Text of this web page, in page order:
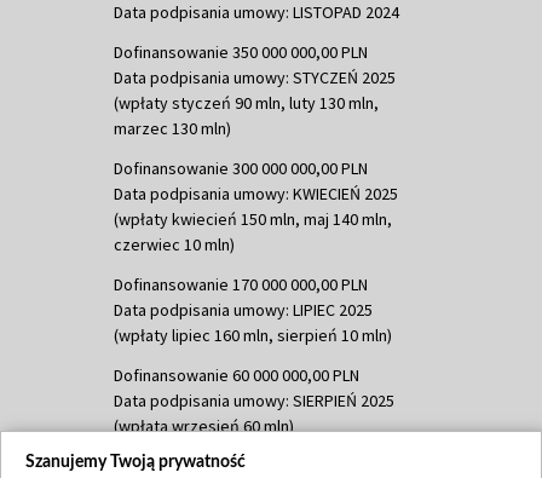
Data podpisania umowy: LISTOPAD 2024
Dofinansowanie 350 000 000,00 PLN
Data podpisania umowy: STYCZEŃ 2025
(wpłaty styczeń 90 mln, luty 130 mln,
marzec 130 mln)
Dofinansowanie 300 000 000,00 PLN
Data podpisania umowy: KWIECIEŃ 2025
(wpłaty kwiecień 150 mln, maj 140 mln,
czerwiec 10 mln)
Dofinansowanie 170 000 000,00 PLN
Data podpisania umowy: LIPIEC 2025
(wpłaty lipiec 160 mln, sierpień 10 mln)
Dofinansowanie 60 000 000,00 PLN
Data podpisania umowy: SIERPIEŃ 2025
(wpłata wrzesień 60 mln)
Dofinansowanie 635 783 051,21 PLN
Szanujemy Twoją prywatność